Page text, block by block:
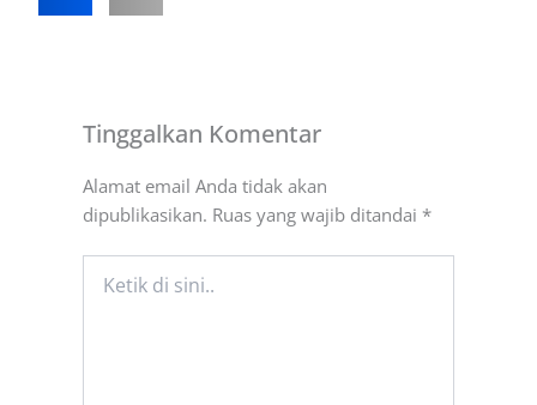
Tinggalkan Komentar
Alamat email Anda tidak akan
dipublikasikan. Ruas yang wajib ditandai *